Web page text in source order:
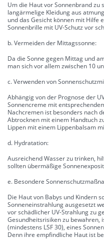
Um die Haut vor Sonnenbrand zu
langärmelige Kleidung aus
und das Gesicht können mit Hilfe
Sonnenbrille mit UV-Schutz vor
b. Vermeiden der Mittagssonne:
Da die Sonne gegen Mittag und
man sich vor allem zwischen 10
c. Verwenden von
Abhängig von der Prognose der
Sonnencreme mit
Nachcremen ist besonders nach
Abtrocknen mit einem Handtuch
Lippen mit einem Lippenbalsam
d. Hydratation:
Ausreichend Wasser zu trinken,
sollten übermäßige
e. Besondere
Die Haut von Babys und Kindern
Sonneneinstrahlung ausgesetzt
vor schädlicher UV-Strahlung zu
Gesundheitsrisiken zu bewahren,
(mindestens LSF 30), eines
Denn ihre empfindliche Haut ist